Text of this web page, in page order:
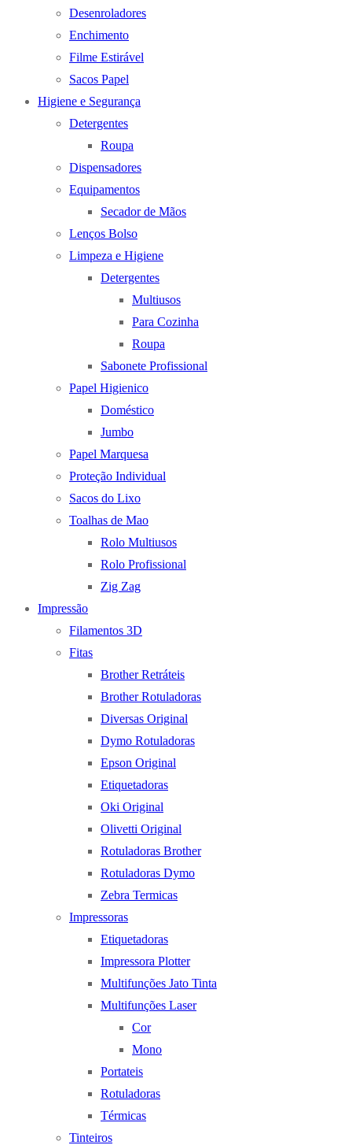
Desenroladores
Enchimento
Filme Estirável
Sacos Papel
Higiene e Segurança
Detergentes
Roupa
Dispensadores
Equipamentos
Secador de Mãos
Lenços Bolso
Limpeza e Higiene
Detergentes
Multiusos
Para Cozinha
Roupa
Sabonete Profissional
Papel Higienico
Doméstico
Jumbo
Papel Marquesa
Proteção Individual
Sacos do Lixo
Toalhas de Mao
Rolo Multiusos
Rolo Profissional
Zig Zag
Impressão
Filamentos 3D
Fitas
Brother Retráteis
Brother Rotuladoras
Diversas Original
Dymo Rotuladoras
Epson Original
Etiquetadoras
Oki Original
Olivetti Original
Rotuladoras Brother
Rotuladoras Dymo
Zebra Termicas
Impressoras
Etiquetadoras
Impressora Plotter
Multifunções Jato Tinta
Multifunções Laser
Cor
Mono
Portateis
Rotuladoras
Térmicas
Tinteiros